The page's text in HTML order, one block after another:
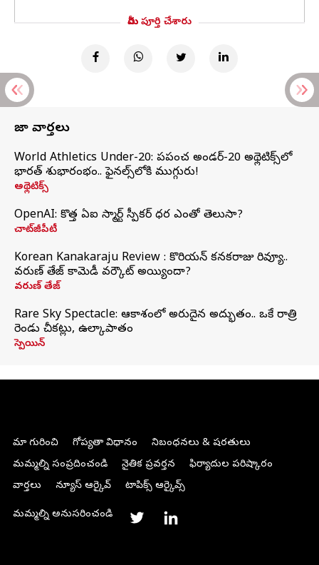
మీరు పూర్తి చేశారు
తాజా వార్తలు
World Athletics Under-20: ప్రపంచ అండర్-20 అథ్లెటిక్స్‌లో
భారత్‌ శుభారంభం.. ఫైనల్స్‌లోకి ముగ్గురు!
అథ్లెటిక్స్
OpenAI: కొత్త ఏఐ స్మార్ట్ స్పీకర్ ధర ఎంతో తెలుసా?
చాట్‌జీపీటీ
Korean Kanakaraju Review : కొరియన్ కనకరాజు రివ్యూ..
వరుణ్ తేజ్ కామెడీ వర్కౌట్ అయ్యిందా?
వరుణ్ తేజ్
Rare Sky Spectacle: ఆకాశంలో అరుదైన అద్భుతం.. ఒకే రాత్రి
రెండు చీకట్లు, ఉల్కాపాతం
స్పెయిన్
మా గురించి గోప్యతా విధానం
నిబంధనలు & షరతులు
మమ్మల్ని సంప్రదించండి
నైతిక ప్రవర్తన
ఫిర్యాదుల పరిష్కారం
వార్తలు
న్యూస్ ఆర్కైవ్ టాపిక్స్ ఆర్కైవ్స్
మమ్మల్ని అనుసరించండి